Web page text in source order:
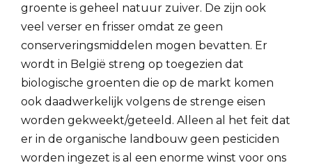
groente is geheel natuur zuiver. De zijn ook
veel verser en frisser omdat ze geen
conserveringsmiddelen mogen bevatten. Er
wordt in België streng op toegezien dat
biologische groenten die op de markt komen
ook daadwerkelijk volgens de strenge eisen
worden gekweekt/geteeld. Alleen al het feit dat
er in de organische landbouw geen pesticiden
worden ingezet is al een enorme winst voor ons